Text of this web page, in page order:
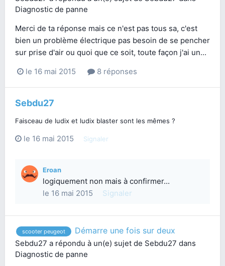
Diagnostic de panne
Merci de ta réponse mais ce n'est pas tous sa, c'est
bien un problème électrique pas besoin de se pencher
sur prise d'air ou quoi que ce soit, toute façon j'ai un...
le 16 mai 2015 8 réponses
Sebdu27
Faisceau de ludix et ludix blaster sont les mêmes ?
le 16 mai 2015 Signaler
Eroan
logiquement non mais à confirmer...
le 16 mai 2015
Signaler
scooter peugeot Démarre une fois sur deux
Sebdu27 a répondu à un(e) sujet de Sebdu27 dans
Diagnostic de panne